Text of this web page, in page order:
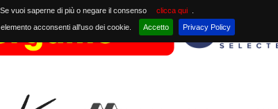
vuoi saperne di più o negare il consenso clicca qui
acconsenti all'uso dei cookie.
Accetto Privacy Policy